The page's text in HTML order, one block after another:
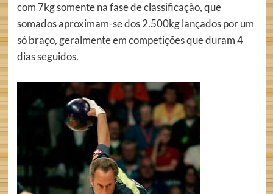
com 7kg somente na fase de classificação, que
somados aproximam-se dos 2.500kg lançados por um
só braço, geralmente em competições que duram 4
dias seguidos.